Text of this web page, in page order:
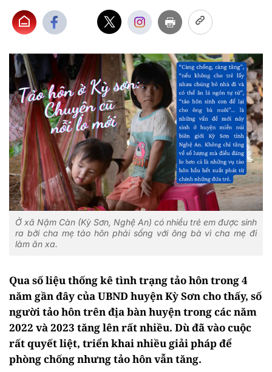
Ở xã Nậm Càn (Kỳ Sơn, Nghệ An) có nhiều trẻ em được sinh
ra bởi cha mẹ tảo hôn phải sống với ông bà vì cha mẹ đi
làm ăn xa.
Qua số liệu thống kê tình trạng tảo hôn trong 4
năm gần đây của UBND huyện Kỳ Sơn cho thấy, số
người tảo hôn trên địa bàn huyện trong các năm
2022 và 2023 tăng lên rất nhiều. Dù đã vào cuộc
rất quyết liệt, triển khai nhiều giải pháp để
phòng chống nhưng tảo hôn vẫn tăng.